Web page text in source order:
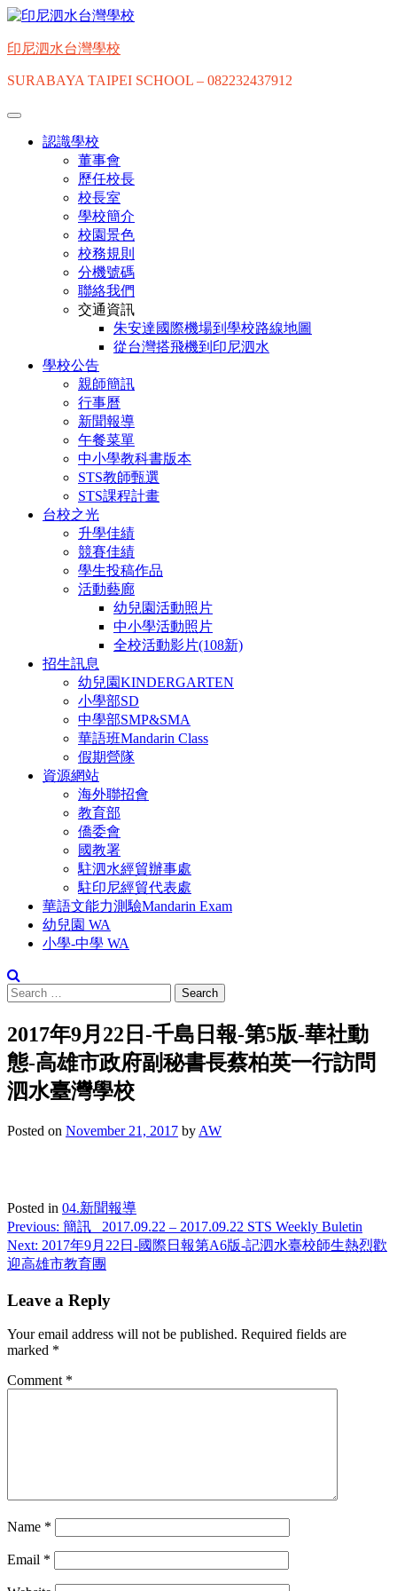
Skip
content
印尼泗水台灣學校
SURABAYA TAIPEI SCHOOL – 082232437912
認識學校
董事會
歷任校長
校長室
學校簡介
校園景色
校務規則
分機號碼
聯絡我們
交通資訊
朱安達國際機場到學校路線地圖
從台灣搭飛機到印尼泗水
學校公告
親師簡訊
行事曆
新聞報導
午餐菜單
中小學教科書版本
STS教師甄選
STS課程計畫
台校之光
升學佳績
競賽佳績
學生投稿作品
活動藝廊
幼兒園活動照片
中小學活動照片
全校活動影片(108新)
招生訊息
幼兒園KINDERGARTEN
小學部SD
中學部SMP&SMA
華語班Mandarin Class
假期營隊
資源網站
海外聯招會
教育部
僑委會
國教署
駐泗水經貿辦事處
駐印尼經貿代表處
華語文能力測驗Mandarin Exam
幼兒園 WA
小學-中學 WA
Search
for:
2017年9月22日-千島日報-第5版-華社動
態-高雄市政府副秘書長蔡柏英一行訪問
泗水臺灣學校
Posted on November 21, 2017 by AW
Posted in 04.新聞報導
Post
navigation
Previous: 簡訊_ 2017.09.22 – 2017.09.22 STS Weekly Buletin
Next: 2017年9月22日-國際日報第A6版-記泗水臺校師生熱烈歡
迎高雄市教育團
Leave a Reply
Your email address will not be published. Required fields are
marked *
Comment *
Name *
Email *